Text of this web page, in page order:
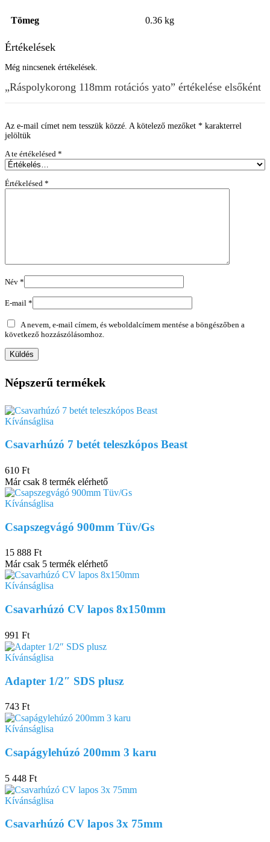
Tömeg 0.36 kg
Értékelések
Még nincsenek értékelések.
„Ráspolykorong 118mm rotációs yato” értékelése elsőként
Az e-mail címet nem tesszük közzé. A kötelező mezőket * karakterrel
jelöltük
A te értékelésed *
Értékelésed *
Név *
E-mail *
A nevem, e-mail címem, és weboldalcímem mentése a böngészőben a
következő hozzászólásomhoz.
Népszerű termékek
Kívánságlisa
Csavarhúzó 7 betét teleszkópos Beast
610 Ft
Már csak 8 termék elérhető
Kívánságlisa
Csapszegvágó 900mm Tüv/Gs
15 888 Ft
Már csak 5 termék elérhető
Kívánságlisa
Csavarhúzó CV lapos 8x150mm
991 Ft
Kívánságlisa
Adapter 1/2″ SDS plusz
743 Ft
Kívánságlisa
Csapágylehúzó 200mm 3 karu
5 448 Ft
Kívánságlisa
Csavarhúzó CV lapos 3x 75mm